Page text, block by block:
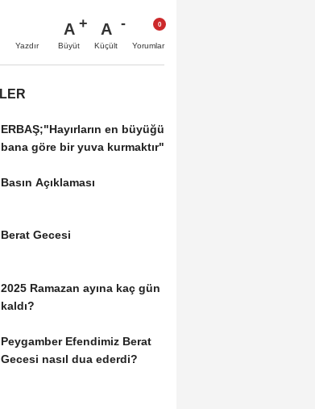
Yazdır
A
Büyüt
A
Küçült Yorumlar
ERBAŞ;"Hayırların en büyüğü
bana göre bir yuva kurmaktır"
Basın Açıklaması
Berat Gecesi
2025 Ramazan ayına kaç gün
kaldı?
Peygamber Efendimiz Berat
Gecesi nasıl dua ederdi?